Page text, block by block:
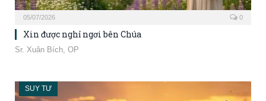
05/07/2026 0
Xin được nghỉ ngơi bên Chúa
Sr. Xuân Bích, OP
SUY TƯ